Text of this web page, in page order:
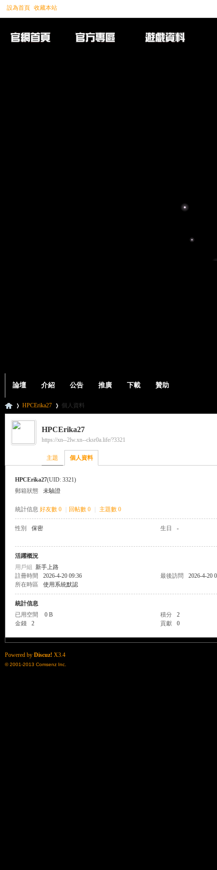
設為首頁 收藏本站
論壇 介紹 公告 推廣 下載 贊助
來
›
HPCErika27 個人資料
HPCErika27
https://xn--2lw.xn--cksr0a.life/?3321
主題 個人資料
HPCErika27(UID: 3321)
郵箱狀態
未驗證
統計信息 好友數 0 回帖數 0 主題數 0
性別 保密 生日 -
活躍概況
用戶組 新手上路
註冊時間
2026-4-20 09:36 最後訪問
2026-4-20
所在時區
使用系統默認
統計信息
已用空間
0 B 積分
2
金錢
2 貢獻 0
Powered by Discuz! X3.4
© 2001-2013 Comsenz Inc.